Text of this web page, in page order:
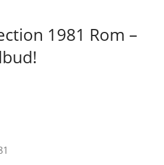
1981 Rom –